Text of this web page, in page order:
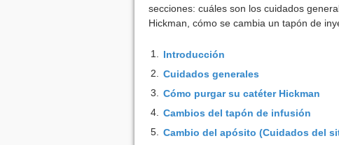
secciones: cuáles son los cuidados
Hickman, cómo se cambia un tapón de
1. Introducción
2. Cuidados generales
3. Cómo purgar su catéter Hickman
4. Cambios del tapón de infusión
5. Cambio del apósito (Cuidados del